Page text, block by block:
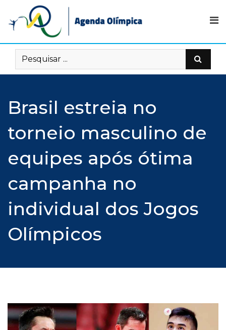
content
Brasil estreia no
torneio masculino de
equipes após ótima
campanha no
individual dos Jogos
Olímpicos